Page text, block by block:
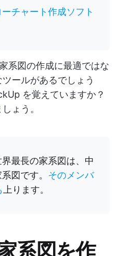
チャート作成ソフト
系図の作成に最適ではな
ールがあるでしょう
を覚えていますか？
ょう。
界最長の家系図は、中
図です。 そのメンバ
上ります。
系図を作